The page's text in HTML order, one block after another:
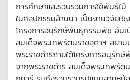
การศึกษาและรวบรวมการใช้พันธุ์ไ
ในศิลปกรรมล้านนา เป็นงานวิจัยเ
โครงการอนุรักษ์พันธุกรรมพืช อันเ
สมเด็จพระเทพรัตนราชสุดาฯ สยา
พระราชดำริภายใต้โครงการอนุรัก
จากพระราชดำริ สมเด็จพระเทพรั